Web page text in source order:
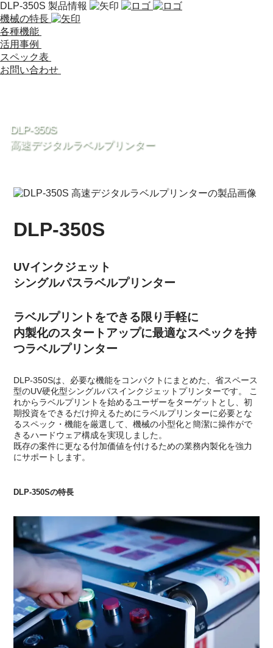
DLP-350S 製品情報
機械の特長
各種機能
活用事例
スペック表
お問い合わせ
DLP-350S
高速デジタルラベルプリンター
DLP-350S
UVインクジェット
シングルパスラベルプリンター
ラベルプリントをできる限り手軽に
内製化のスタートアップに最適なスペックを持
つラベルプリンター
DLP-350Sは、必要な機能をコンパクトにまとめた、省スペース
型のUV硬化型シングルパスインクジェットプリンターです。 こ
れからラベルプリントを始めるユーザーをターゲットとし、初
期投資をできるだけ抑えるためにラベルプリンターに必要とな
るスペック・機能を厳選して、機械の小型化と簡潔に操作がで
きるハードウェア構成を実現しました。
既存の案件に更なる付加価値を付けるための業務内製化を強力
にサポートします。
DLP-350Sの特長